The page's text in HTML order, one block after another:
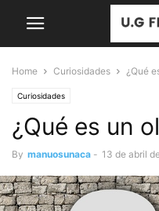
Home Curiosidades ¿Qué
Curiosidades
¿Qué es un
By manuosunaca - 13 de abril